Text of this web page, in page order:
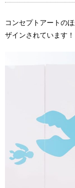
コンセプトアートの
ザインされています！